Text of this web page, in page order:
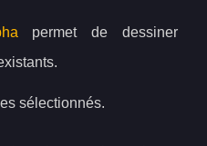
permet de dessiner
sélectionnés.